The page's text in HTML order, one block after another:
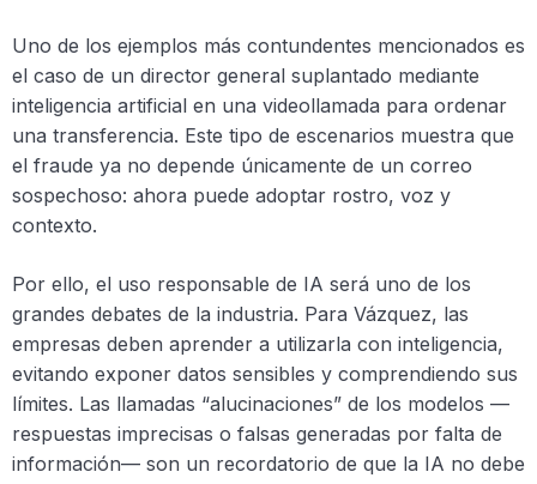
Uno de los ejemplos más contundentes mencionados es
el caso de un director general suplantado mediante
inteligencia artificial en una videollamada para ordenar
una transferencia. Este tipo de escenarios muestra que
el fraude ya no depende únicamente de un correo
sospechoso: ahora puede adoptar rostro, voz y
contexto.
Por ello, el uso responsable de IA será uno de los
grandes debates de la industria. Para Vázquez, las
empresas deben aprender a utilizarla con inteligencia,
evitando exponer datos sensibles y comprendiendo sus
límites. Las llamadas “alucinaciones” de los modelos —
respuestas imprecisas o falsas generadas por falta de
información— son un recordatorio de que la IA no debe